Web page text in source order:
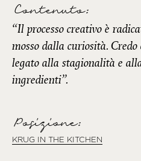
Contenuto:
“Il processo creativo è
mosso dalla curiosità.
legato alla stagionalità e
ingredienti”.
Posizione:
KRUG IN THE KITCHEN